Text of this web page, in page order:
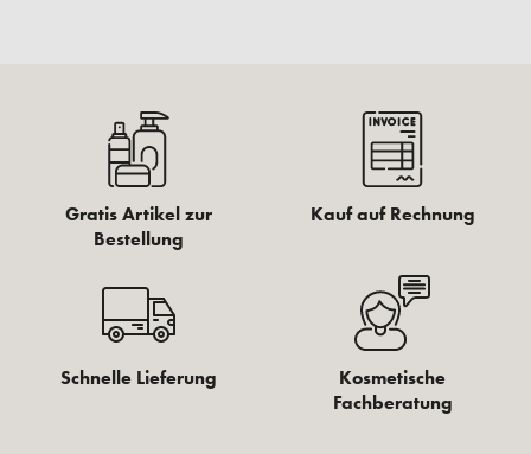
Gratis Artikel zur
Bestellung
Kauf auf Rechnung
Schnelle Lieferung
Kosmetische
Fachberatung